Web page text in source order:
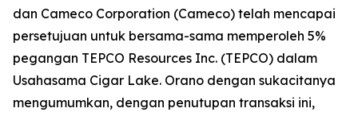
dan Cameco Corporation (Cameco) telah mencapai
persetujuan untuk bersama-sama memperoleh 5%
pegangan TEPCO Resources Inc. (TEPCO) dalam
Usahasama Cigar Lake. Orano dengan sukacitanya
mengumumkan, dengan penutupan transaksi ini,